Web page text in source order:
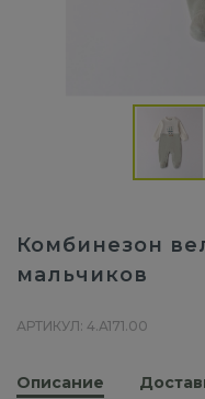
Комбинезон
мальчиков
АРТИКУЛ: 4.A171.00
Описание